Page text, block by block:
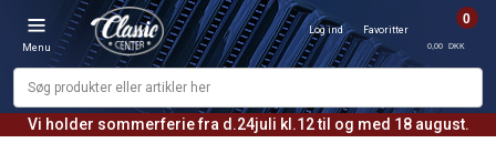
Vi holder sommerferie fra d.24juli kl.12 til og med 18 august.
Menu
Log ind Favoritter
0
0,00 DKK